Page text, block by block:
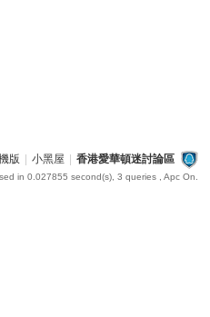
版 小黑屋 香港愛華頓迷討論區
in 0.027855 second(s), 3 queries , Apc On.